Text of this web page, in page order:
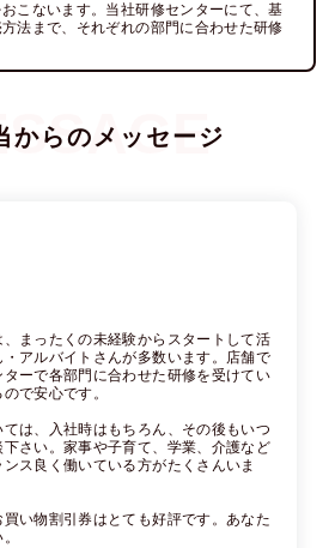
こないます。当社研修センターにて、基
法まで、それぞれの部門に合わせた研修
からのメッセージ
まったくの未経験からスタートして活
アルバイトさんが多数います。店舗で
ーで各部門に合わせた研修を受けてい
で安心です。
は、入社時はもちろん、その後もいつ
さい。家事や子育て、学業、介護など
ス良く働いている方がたくさんいま
い物割引券はとても好評です。あなた